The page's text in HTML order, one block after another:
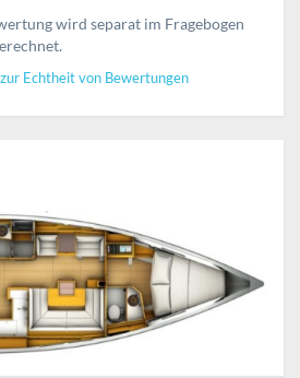
wird separat im Fragebogen
Echtheit von Bewertungen